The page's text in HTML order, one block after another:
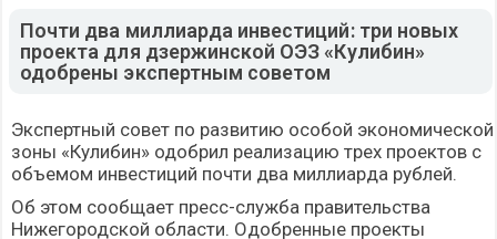
Почти два миллиарда инвестиций: три новых
проекта для дзержинской ОЭЗ «Кулибин»
одобрены экспертным советом
Экспертный совет по развитию особой экономической
зоны «Кулибин» одобрил реализацию трех проектов с
объемом инвестиций почти два миллиарда рублей.
Об этом сообщает пресс-служба правительства
Нижегородской области. Одобренные проекты